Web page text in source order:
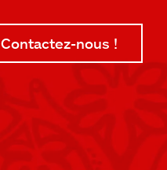
Contactez-nous !